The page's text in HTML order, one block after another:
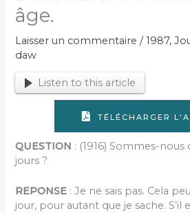
âge.
Laisser un commentaire /1987,
daw
Listen to this article
TÉLÉCHARGER
QUESTION : (1916) Sommes-
jours ?
REPONSE : Je ne sais pas. Cela
jour, pour autant que je sache. S’il